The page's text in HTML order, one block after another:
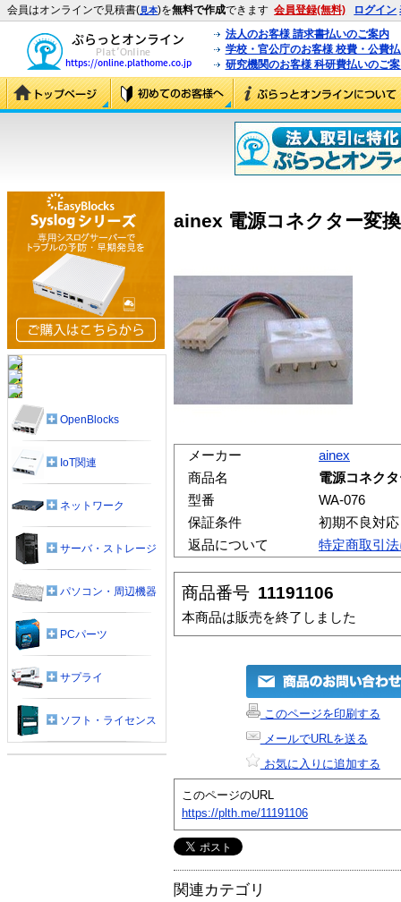
会員はオンラインで見積書(見本)を無料で作成できます 会員登録(無料) ログイン
法人のお客様 請求書払いのご案内
学校・官公庁のお客様 校費・公費
研究機関のお客様 科研費払いのご
ainex 電源コネクター変
メーカー
ainex
商品名
電源コネク
型番
WA-076
保証条件
初期不良対
返品について
特定商取引
商品番号 11191106
本商品は販売を終了しました
このページを印刷する
メールでURLを送る
お気に入りに追加する
このページのURL
https://plth.me/11191106
関連カテゴリ
OpenBlocks
IoT関連
ネットワーク
サーバ・ストレージ
パソコン・周辺機器
PCパーツ
サプライ
ソフト・ライセンス